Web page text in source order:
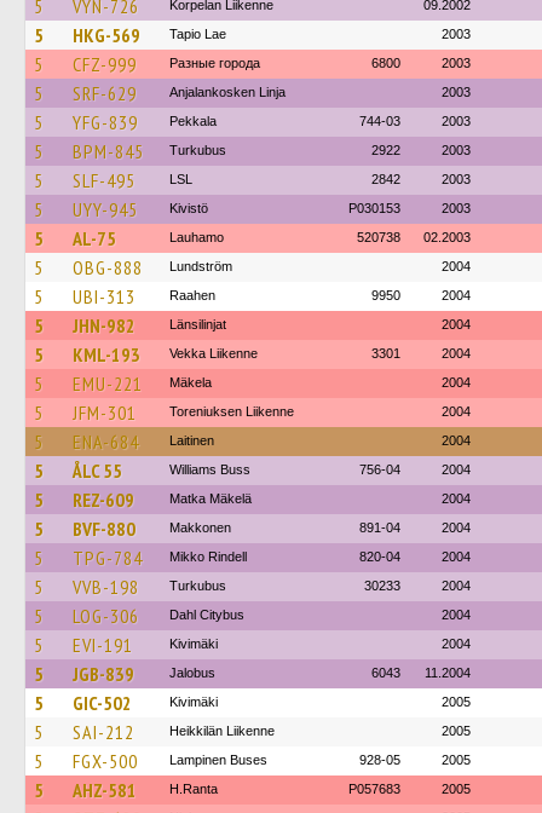
5 VYN-726 Korpelan Liikenne 09.2002
5 HKG-569 Tapio Lae 2003
5 CFZ-999 Разные города 6800 2003
5 SRF-629 Anjalankosken Linja 2003
5 YFG-839 Pekkala 744-03 2003
5 BPM-845 Turkubus 2922 2003
5 SLF-495 LSL 2842 2003
5 UYY-945 Kivistö P030153 2003
5 AL-75 Lauhamo 520738 02.2003
5 OBG-888 Lundström 2004
5 UBI-313 Raahen 9950 2004
5 JHN-982 Länsilinjat 2004
5 KML-193 Vekka Liikenne 3301 2004
5 EMU-221 Mäkela 2004
5 JFM-301 Toreniuksen Liikenne 2004
5 ENA-684 Laitinen 2004
5 ÅLC 55 Williams Buss 756-04 2004
5 REZ-609 Matka Mäkelä 2004
5 BVF-880 Makkonen 891-04 2004
5 TPG-784 Mikko Rindell 820-04 2004
5 VVB-198 Turkubus 30233 2004
5 LOG-306 Dahl Citybus 2004
5 EVI-191 Kivimäki 2004
5 JGB-839 Jalobus 6043 11.2004
5 GIC-502 Kivimäki 2005
5 SAI-212 Heikkilän Liikenne 2005
5 FGX-500 Lampinen Buses 928-05 2005
5 AHZ-581 H.Ranta P057683 2005